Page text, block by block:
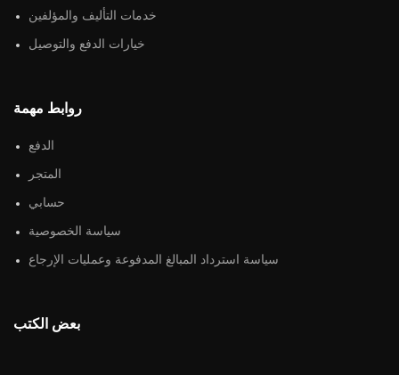
خدمات التأليف والمؤلفين
خيارات الدفع والتوصيل
روابط مهمة
الدفع
المتجر
حسابي
سياسة الخصوصية
سياسة استرداد المبالغ المدفوعة وعمليات الإرجاع
بعض الكتب